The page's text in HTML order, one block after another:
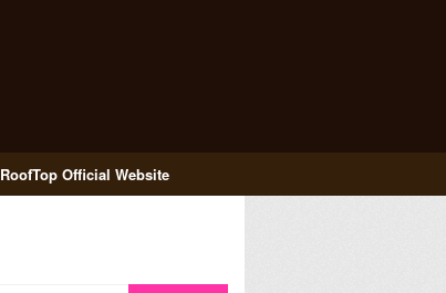
RoofTop Official Website